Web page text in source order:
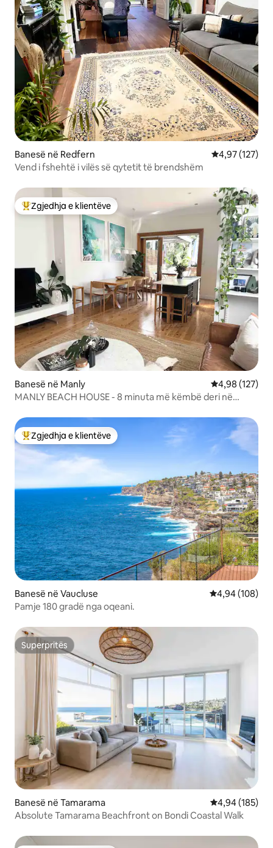
Banesë në Redfern Vlerësimi
4,97 (127)
Vend i fshehtë i vilës së qytetit të brendshëm
Më të mirat e zgjedhjeve të klientëve
Zgjedhja e klientëve
Banesë në Manly Vlerësimi
4,98 (127)
MANLY BEACH HOUSE - 8 minuta më këmbë deri në
Më të mirat e zgjedhjeve të klientëve
Zgjedhja e klientëve
Banesë në Vaucluse Vlerësimi
4,94 (108)
Pamje 180 gradë nga oqeani.
Superpritës
Superpritës
Banesë në Tamarama Vlerësimi
4,94 (185)
Absolute Tamarama Beachfront on Bondi Coastal Walk